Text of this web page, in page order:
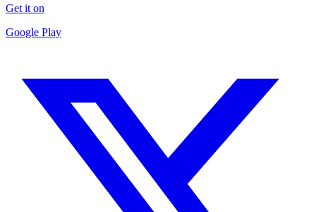
Get it on
Google Play